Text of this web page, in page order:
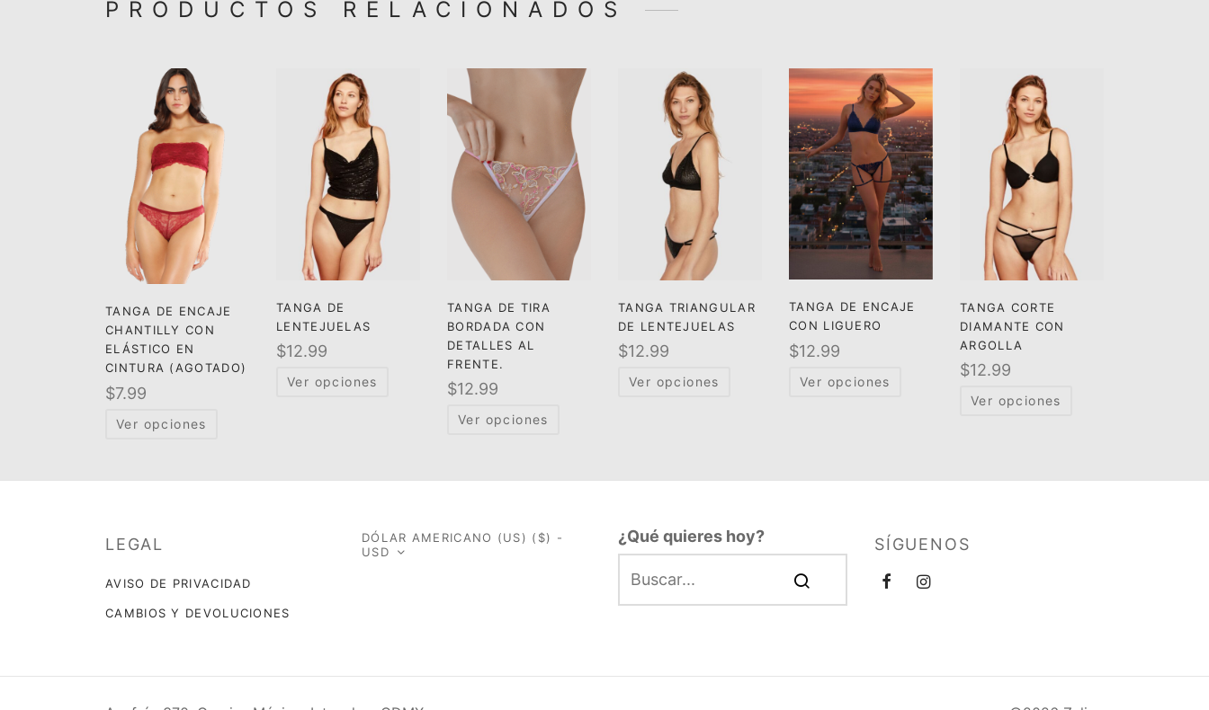
PRODUCTOS RELACIONADOS
TANGA DE ENCAJE
CHANTILLY CON
ELÁSTICO EN
CINTURA (AGOTADO)
$7.99
Ver opciones
TANGA DE
LENTEJUELAS
$12.99
Ver opciones
TANGA DE TIRA
BORDADA CON
DETALLES AL
FRENTE.
$12.99
Ver opciones
TANGA TRIANGULAR
DE LENTEJUELAS
$12.99
Ver opciones
TANGA DE ENCAJE
CON LIGUERO
$12.99
Ver opciones
TANGA CORTE
DIAMANTE CON
ARGOLLA
$12.99
Ver opciones
LEGAL
AVISO DE PRIVACIDAD
CAMBIOS Y DEVOLUCIONES
DÓLAR AMERICANO (US) ($) -
USD
¿Qué quieres hoy? SÍGUENOS